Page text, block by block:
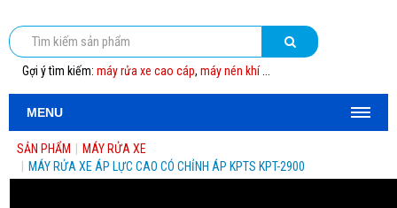
Gợi ý tìm kiếm: máy rửa xe cao cáp, máy nén khí...
MENU
SẢN PHẨM
MÁY RỬA XE
MÁY RỬA XE ÁP LỰC CAO CÓ CHỈNH ÁP KPTS KPT-2900